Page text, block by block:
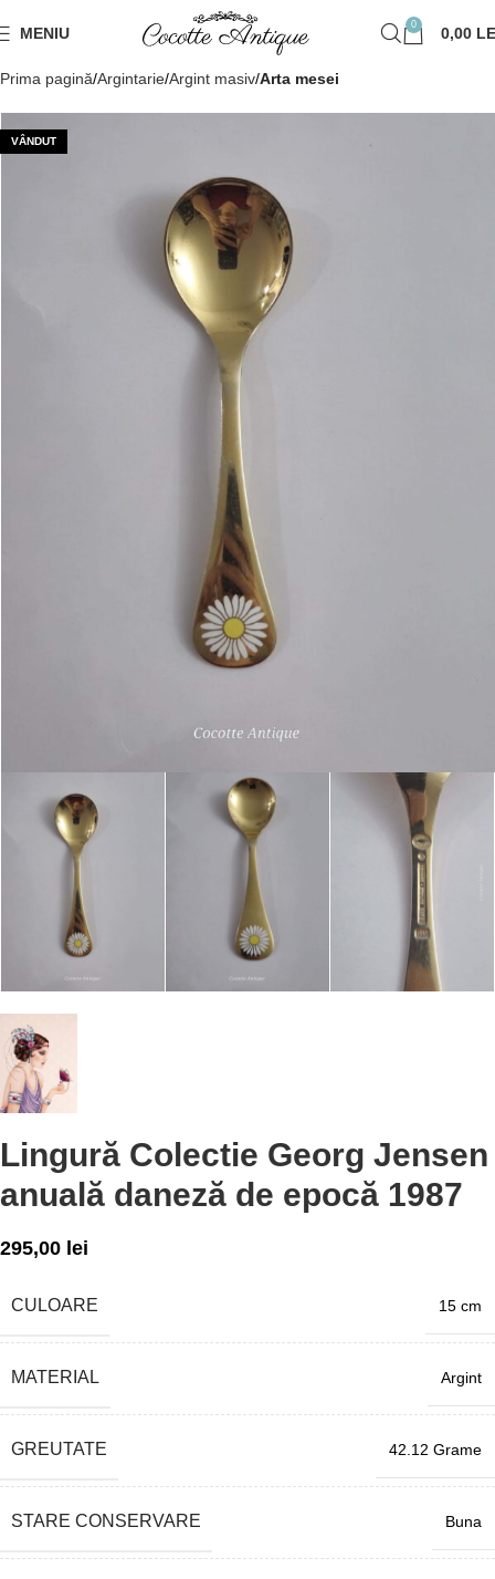
MENIU 0 0,00
Prima pagină Argintarie Argint masiv Arta mesei
VÂNDUT
Lingură Colectie Georg Jensen
anuală daneză de epocă 1987
295,00 lei
CULOARE 15 cm
MATERIAL Argint
GREUTATE 42.12 Grame
STARE CONSERVARE Buna